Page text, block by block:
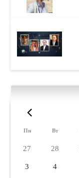
Пн Вт
27 28
3 4